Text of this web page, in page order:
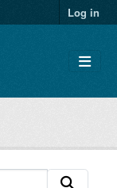
Log in